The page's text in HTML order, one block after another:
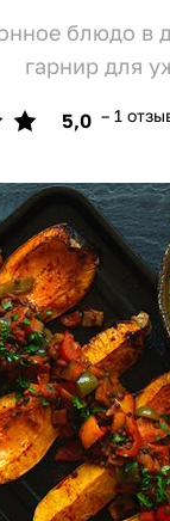
блюдо в
гарнир для
5,0 – 1